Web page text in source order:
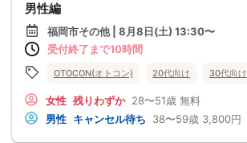
男性編
福岡市その他 | 8月8日(土) 13:30〜
受付終了まで10時間
OTOCON(オトコン) 20代向け 30代向け
女性 残りわずか 28〜51歳 無料
男性 キャンセル待ち 38〜59歳 3,800円